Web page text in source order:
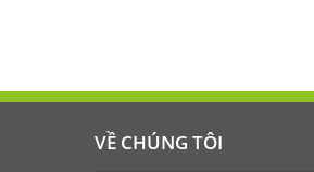
VỀ CHÚNG TÔI